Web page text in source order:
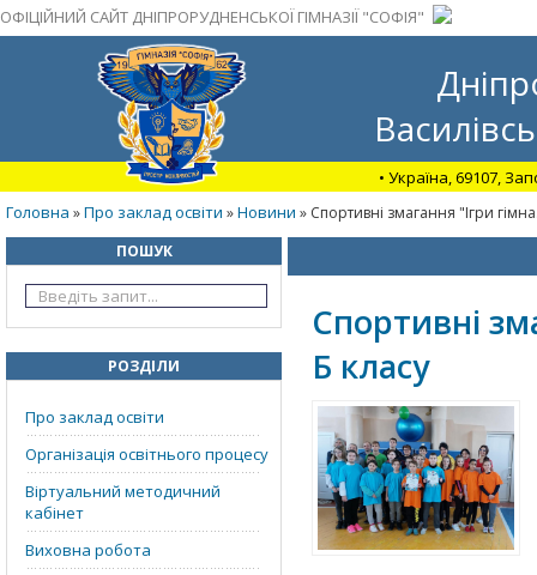
ОФІЦІЙНИЙ САЙТ ДНІПРОРУДНЕНСЬКОЇ ГІМНАЗІЇ "СОФІЯ"
• Україна, 69107,
Головна »Про заклад освіти »Новини » Спортивні змагання "Ігри
ПОШУК
РОЗДІЛИ
Про заклад освіти
Організація освітнього процесу
Віртуальний методичний
кабінет
Виховна робота
Спортивні
Б класу